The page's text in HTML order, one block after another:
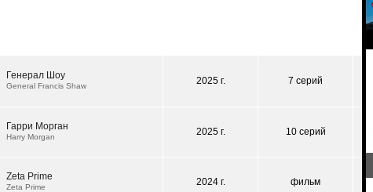
Генерал Шоу
General Francis Shaw 2025 г. 7 серий
Гарри Морган
Harry Morgan 2025 г. 10 серий
Zeta Prime
Zeta Prime 2024 г. фильм